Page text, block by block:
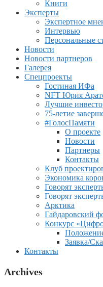
Книги
Эксперты
Экспертное
Интервью
Персональные
Новости
Новости партнеров
Галерея
Спецпроекты
Гостиная ИФа
NFT Юрия
Лучшие
75-летие
#ГолосПамяти
О проекте
Новости
Партнеры
Контакты
Клуб
Экономика
Говорят
Говорят
Арктика
Гайдаровский
Конкурс
Заявка/
Контакты
Archives